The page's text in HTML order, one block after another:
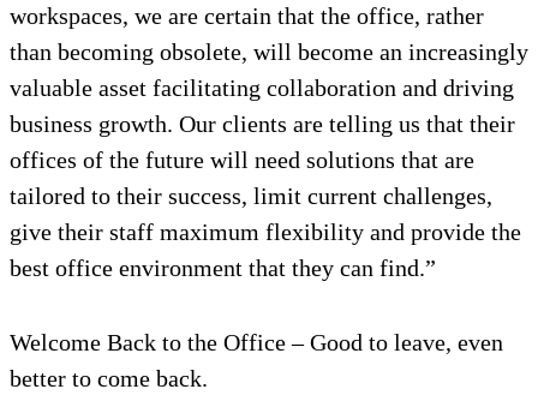
workspaces, we are certain that the office, rather
than becoming obsolete, will become an increasingly
valuable asset facilitating collaboration and driving
business growth. Our clients are telling us that their
offices of the future will need solutions that are
tailored to their success, limit current challenges,
give their staff maximum flexibility and provide the
best office environment that they can find.”
Welcome Back to the Office – Good to leave, even
better to come back.